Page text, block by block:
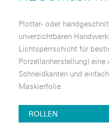
Plotter- oder
unverzichtbaren
Lichtsperrschicht für
Porzellanherstellung)
Schneidkanten und
Maskierfolie.
ROLLEN